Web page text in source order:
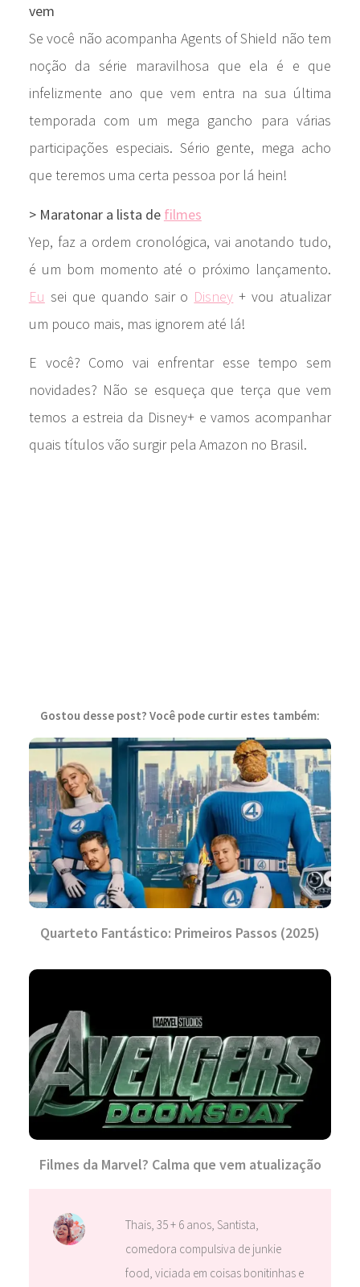
vem
Se você não acompanha Agents of Shield não tem
noção da série maravilhosa que ela é e que
infelizmente ano que vem entra na sua última
temporada com um mega gancho para várias
participações especiais. Sério gente, mega acho
que teremos uma certa pessoa por lá hein!
> Maratonar a lista de filmes
Yep, faz a ordem cronológica, vai anotando tudo,
é um bom momento até o próximo lançamento.
Eu sei que quando sair o Disney + vou atualizar
um pouco mais, mas ignorem até lá!
E você? Como vai enfrentar esse tempo sem
novidades? Não se esqueça que terça que vem
temos a estreia da Disney+ e vamos acompanhar
quais títulos vão surgir pela Amazon no Brasil.
Gostou desse post? Você pode curtir estes também:
Quarteto Fantástico: Primeiros Passos (2025)
Filmes da Marvel? Calma que vem atualização
Thais, 35 + 6 anos, Santista,
comedora compulsiva de junkie
food, viciada em coisas bonitinhas e